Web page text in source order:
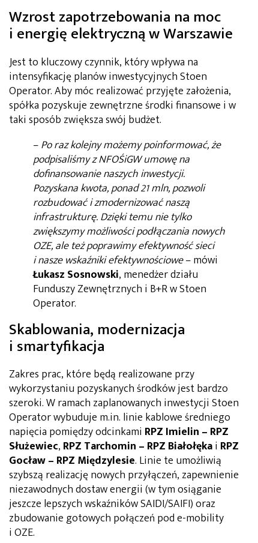
Wzrost zapotrzebowania na moc
i energię elektryczną w Warszawie
Jest to kluczowy czynnik, który wpływa na
intensyfikację planów inwestycyjnych Stoen
Operator. Aby móc realizować przyjęte założenia,
spółka pozyskuje zewnętrzne środki finansowe i w
taki sposób zwiększa swój budżet.
–Po raz kolejny możemy poinformować, że
podpisaliśmy z NFOŚiGW umowę na
dofinansowanie naszych inwestycji.
Pozyskana kwota, ponad 21 mln, pozwoli
rozbudować i zmodernizować naszą
infrastrukturę. Dzięki temu nie tylko
zwiększymy możliwości podłączania nowych
OZE, ale też poprawimy efektywność sieci
i nasze wskaźniki efektywnościowe– mówi
Łukasz Sosnowski, menedżer działu
Funduszy Zewnętrznych i B+R w Stoen
Operator.
Skablowania, modernizacja
i smartyfikacja
Zakres prac, które będą realizowane przy
wykorzystaniu pozyskanych środków jest bardzo
szeroki. W ramach zaplanowanych inwestycji Stoen
Operator wybuduje m.in. linie kablowe średniego
napięcia pomiędzy odcinkami RPZ Imielin – RPZ
Służewiec, RPZ Tarchomin – RPZ Białołękai RPZ
Gocław – RPZ Międzylesie. Linie te umożliwią
szybszą realizację nowych przyłączeń, zapewnienie
niezawodnych dostaw energii (w tym osiąganie
jeszcze lepszych wskaźników SAIDI/SAIFI) oraz
zbudowanie gotowych połączeń pod e-mobility
i OZE.